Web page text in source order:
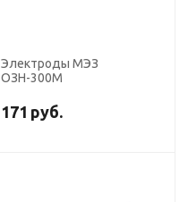
Электроды МЭЗ
ОЗН-300М
171 руб.